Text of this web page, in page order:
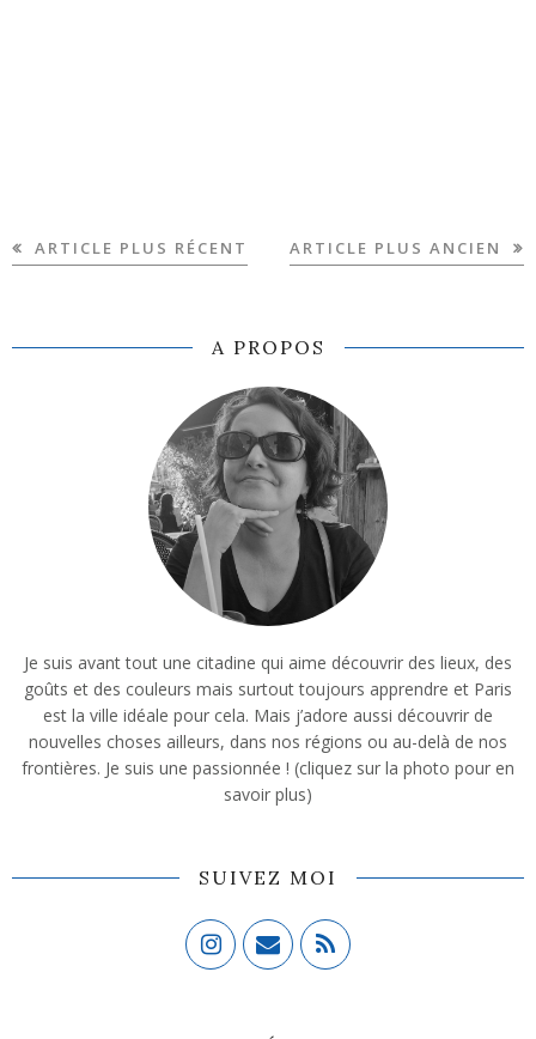
ARTICLE PLUS RÉCENT ARTICLE PLUS ANCIEN
A PROPOS
Je suis avant tout une citadine qui aime découvrir des lieux, des
goûts et des couleurs mais surtout toujours apprendre et Paris
est la ville idéale pour cela. Mais j’adore aussi découvrir de
nouvelles choses ailleurs, dans nos régions ou au-delà de nos
frontières. Je suis une passionnée ! (cliquez sur la photo pour en
savoir plus)
SUIVEZ MOI